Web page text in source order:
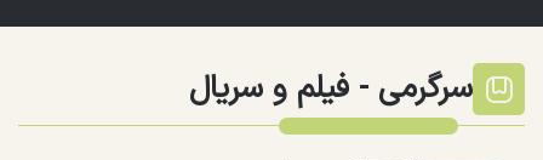
سرگرمی - فیلم و سریال